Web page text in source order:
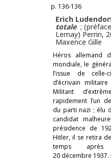
p. 136-136
Erich
totale ;
Lemay) Perrin,
Maxence Gille
Héros allemand
mondiale, le
l’issue de
d’écrivain
Militant
rapidement l’un
du parti nazi ; élu
candidat
présidence de
Hitler, il se retira
temps
20 décembre 1937.